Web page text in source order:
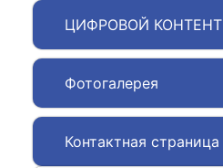
ЦИФРОВОЙ КОНТЕНТ
Фотогалерея
Контактная страница